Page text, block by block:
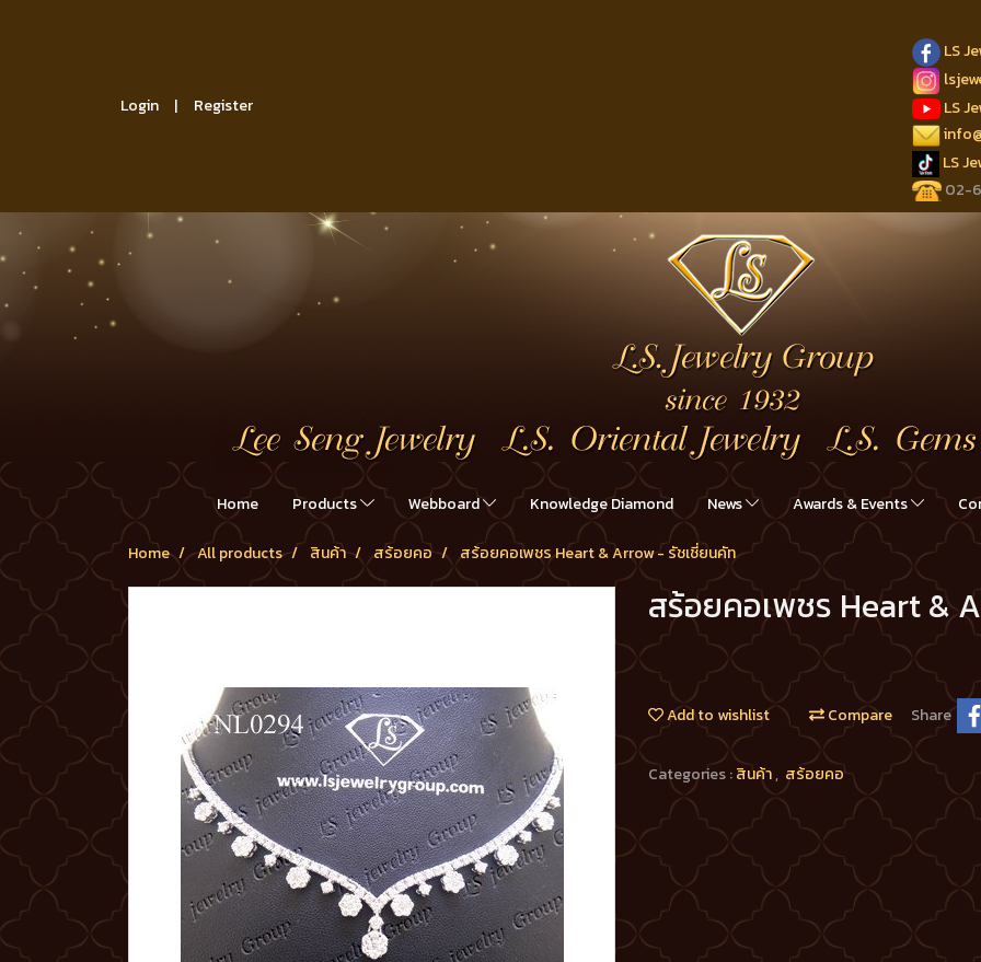
Login Register
LS
LS
LS
02-
Home Products Webboard Knowledge Diamond News Awards & Events
Home All products สินค้า สร้อยคอ สร้อยคอเพชร Heart & Arrow - รัชเชี่ยนคัท
สร้อยคอเพชร Heart &
Add to wishlist Compare Share
Categories :สินค้า, สร้อยคอ